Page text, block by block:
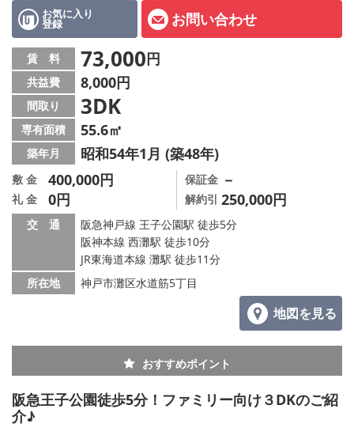
お気に入り
登録 お問い合わせ
賃 料 73,000円
共益費 8,000円
間取り 3DK
専有面積 55.6㎡
築年月 昭和54年1月 (築48年)
敷 金 400,000円
礼 金 0円
保証金 －
解約引 250,000円
交 通
阪急神戸線 王子公園駅 徒歩5分
阪神本線 西灘駅 徒歩10分
JR東海道本線 灘駅 徒歩11分
所在地
神戸市灘区水道筋5丁目
地図を見る
おすすめポイント
阪急王子公園徒歩5分！ファミリー向け３DKのご紹
介♪